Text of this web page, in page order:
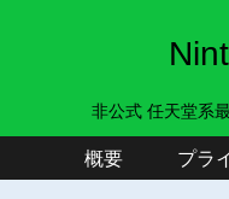
非公式 任天堂系
概要 プラ